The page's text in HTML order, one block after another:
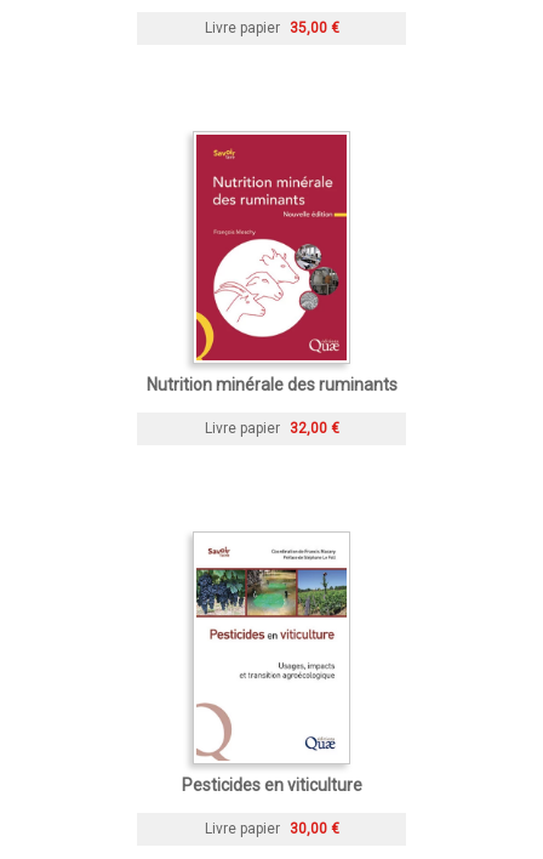
Livre papier 35,00 €
Nutrition minérale des ruminants
Livre papier 32,00 €
Pesticides en viticulture
Livre papier 30,00 €